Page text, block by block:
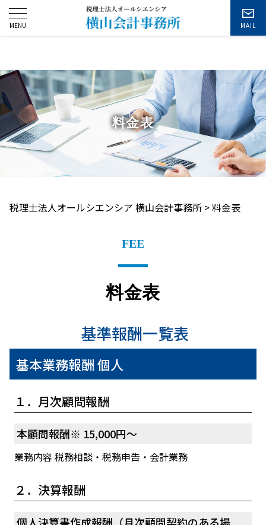
お問い合わせ
料金表
税理士法人オールシエンシア 横山会計事務所 >料金表
FEE
料金表
基準報酬一覧表
基本業務報酬 個人
１．月次顧問報酬
本顧問報酬※ 15,000円～
業務内容 税務相談・税務申告・会計業務
２．決算報酬